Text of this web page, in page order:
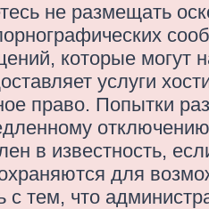
не размещать
которые могут
услуги
право. Попытки
в известность,
для
с тем, что